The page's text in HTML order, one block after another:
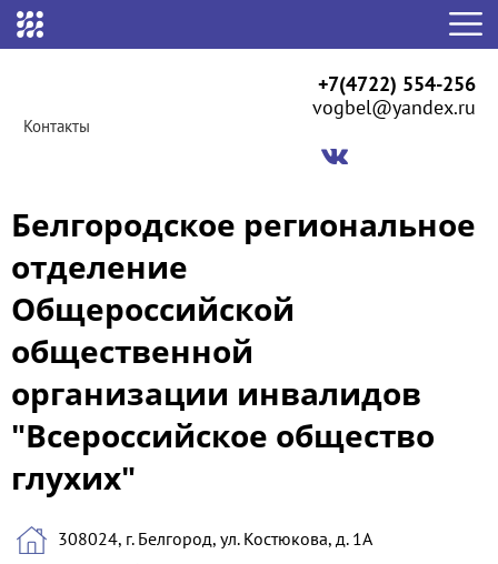
Контакты
+7(4722) 554-256
vogbel@yandex.ru
Белгородское региональное
отделение
Общероссийской
общественной
организации инвалидов
"Всероссийское общество
глухих"
308024, г. Белгород, ул. Костюкова, д. 1А